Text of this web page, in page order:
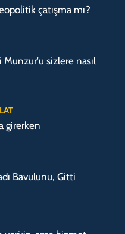
çatışma mı?
Munzur'u sizlere nasıl
girerken
Bavulunu, Gitti